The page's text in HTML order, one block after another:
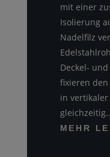
mit einer
Isolierung
Nadelfilz
Deckel-
fixieren
in
MEHR